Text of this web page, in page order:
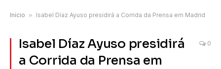
Início » Isabel Díaz Ayuso presidirá a Corrida da Prensa em Madrid
Isabel Díaz Ayuso presidirá
a Corrida da Prensa em
0